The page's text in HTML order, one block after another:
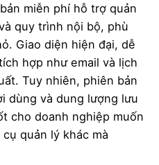
miễn phí hỗ trợ quản
quy trình nội bộ, phù
Giao diện hiện đại, dễ
hợp như email và lịch
Tuy nhiên, phiên bản
dùng và dung lượng lưu
cho doanh nghiệp muốn
quản lý khác mà